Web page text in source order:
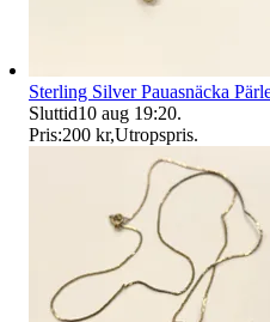
Sterling Silver Pauasnäcka
Sluttid10 aug 19:20.
Pris:200 kr,Utropspris.